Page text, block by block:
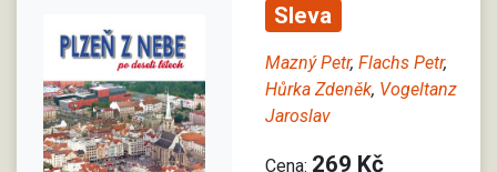
Sleva
Mazný Petr, Flachs Petr,
Hůrka Zdeněk, Vogeltanz
Jaroslav
Cena: 269 Kč